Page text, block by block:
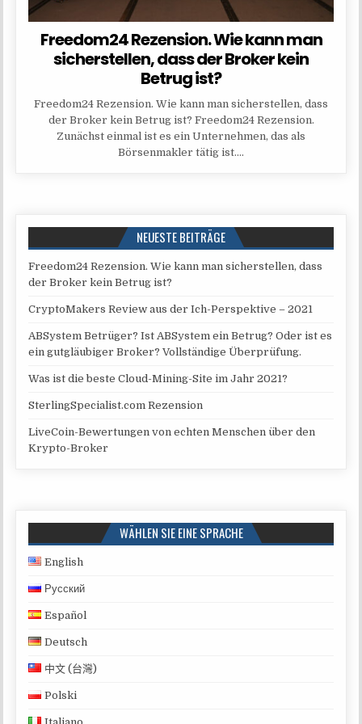
Freedom24 Rezension. Wie kann man
sicherstellen, dass der Broker kein
Betrug ist?
Freedom24 Rezension. Wie kann man sicherstellen, dass
der Broker kein Betrug ist? Freedom24 Rezension.
Zunächst einmal ist es ein Unternehmen, das als
Börsenmakler tätig ist….
NEUESTE BEITRÄGE
Freedom24 Rezension. Wie kann man sicherstellen, dass
der Broker kein Betrug ist?
CryptoMakers Review aus der Ich-Perspektive – 2021
ABSystem Betrüger? Ist ABSystem ein Betrug? Oder ist es
ein gutgläubiger Broker? Vollständige Überprüfung.
Was ist die beste Cloud-Mining-Site im Jahr 2021?
SterlingSpecialist.com Rezension
LiveCoin-Bewertungen von echten Menschen über den
Krypto-Broker
WÄHLEN SIE EINE SPRACHE
English
Русский
Español
Deutsch
中文 (台灣)
Polski